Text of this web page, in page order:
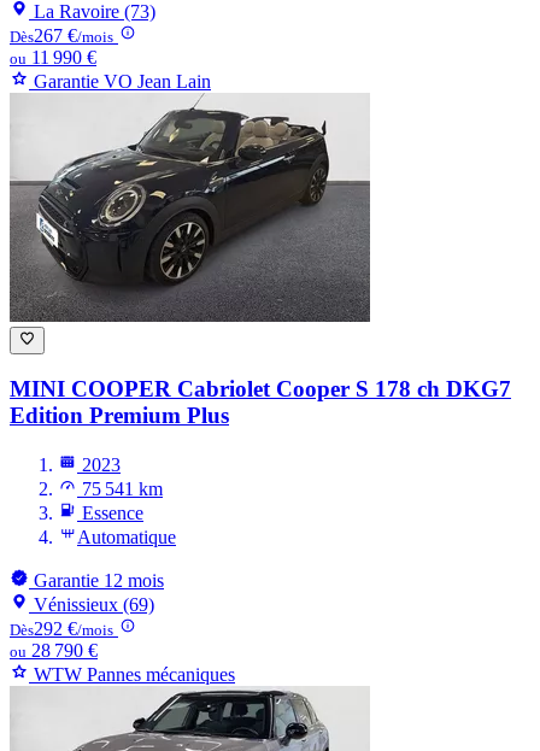
La Ravoire (73)
Dès267 €/mois
ou 11 990 €
Garantie VO Jean Lain
MINI COOPER Cabriolet Cooper S 178 ch DKG7
Edition Premium Plus
2023
75 541 km
Essence
Automatique
Garantie 12 mois
Vénissieux (69)
Dès292 €/mois
ou 28 790 €
WTW Pannes mécaniques